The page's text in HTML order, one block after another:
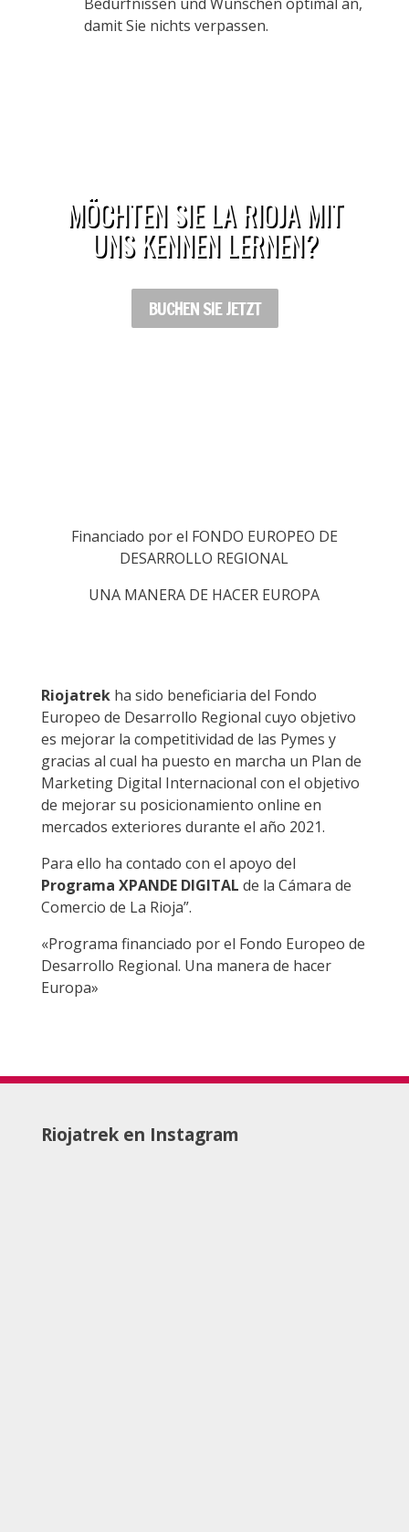
damit Sie nichts verpassen.
MÖCHTEN SIE LA RIOJA MIT
UNS KENNEN LERNEN?
BUCHEN SIE JETZT
Financiado por el FONDO EUROPEO DE
DESARROLLO REGIONAL
UNA MANERA DE HACER EUROPA
Riojatrekha sido beneficiaria del Fondo
Europeo de Desarrollo Regional cuyo objetivo
es mejorar la competitividad de las Pymes y
gracias al cual ha puesto en marcha un Plan de
Marketing Digital Internacional con el objetivo
de mejorar su posicionamiento online en
mercados exteriores durante el año 2021.
Para ello ha contado con el apoyo del
Programa XPANDE DIGITAL de la Cámara de
Comercio de La Rioja”.
«Programa financiado por el Fondo Europeo de
Desarrollo Regional. Una manera de hacer
Europa»
Riojatrek en Instagram